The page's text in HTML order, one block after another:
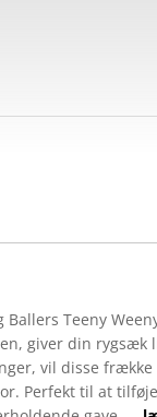
Teeny
giver din rygsæk
vil disse frække
Perfekt til at tilføje